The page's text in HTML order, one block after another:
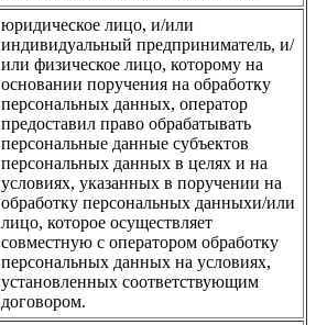
юридическое лицо, и/или
индивидуальный предприниматель, и/
или физическое лицо, которому на
основании поручения на обработку
персональных данных, оператор
предоставил право обрабатывать
персональные данные субъектов
персональных данных в целях и на
условиях, указанных в поручении на
обработку персональных данныхи/или
лицо, которое осуществляет
совместную с оператором обработку
персональных данных на условиях,
установленных соответствующим
договором.